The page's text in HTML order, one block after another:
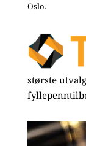
Oslo.
største